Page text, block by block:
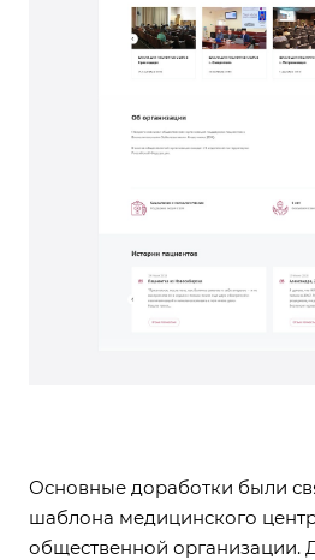
Основные доработки были
шаблона медицинского
общественной организации.